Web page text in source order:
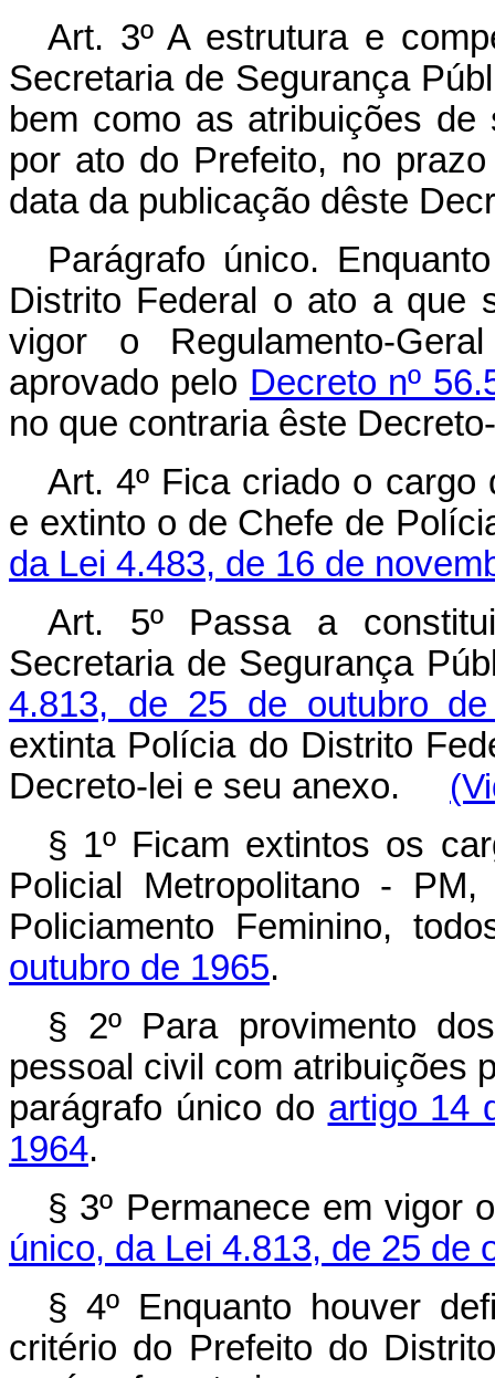
Art. 3º A estrutura e
Secretaria de Segurança
bem como as atribuições
por ato do Prefeito, no
data da publicação dêste
Parágrafo único.
Distrito Federal o ato a que
vigor o Regulamento-
aprovado pelo Decreto nº
no que contraria êste
Art. 4º Fica criado o cargo
e extinto o de Chefe de
da Lei 4.483, de 16 de
Art. 5º Passa a
Secretaria de Segurança
4.813, de 25 de outubro
extinta Polícia do Distrito
Decreto-lei e seu anexo.
§ 1º Ficam extintos os
Policial Metropolitano -
Policiamento Feminino,
outubro de 1965.
§ 2º Para provimento
pessoal civil com atribuições
parágrafo único do artigo 14
1964.
§ 3º Permanece em vigor
único, da Lei 4.813, de 25 de
§ 4º Enquanto houver
critério do Prefeito do